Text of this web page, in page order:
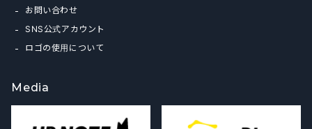
お問い合わせ
SNS公式アカウント
ロゴの使用について
Media